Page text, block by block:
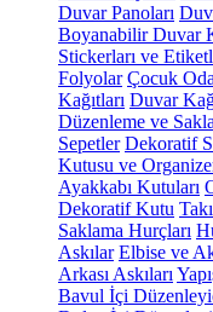
Duvar Panoları
Boyanabilir Duvar
Stickerları ve
Folyolar Çocuk
Kağıtları Duvar
Düzenleme ve
Sepetler Dekoratif
Kutusu ve
Ayakkabı Kutuları
Dekoratif Kutu
Saklama Hurçları
Askılar Elbise ve
Arkası Askıları
Bavul İçi